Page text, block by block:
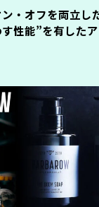
ン・オフを両立し
性能”を有した